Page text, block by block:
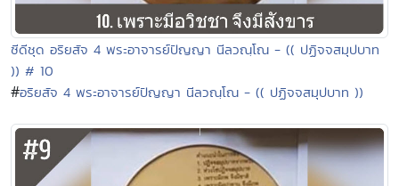
ซีดีชุด อริยสัจ 4 พระอาจารย์ปัญญา นีลวณฺโณ - (( ปฏิจจสมุปบาท
)) # 10
#อริยสัจ 4 พระอาจารย์ปัญญา นีลวณฺโณ - (( ปฏิจจสมุปบาท ))